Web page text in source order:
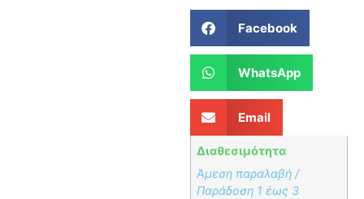
Facebook
WhatsApp
Email
Διαθεσιμότητα
Άμεση παραλαβή /
Παράδoση 1 έως 3